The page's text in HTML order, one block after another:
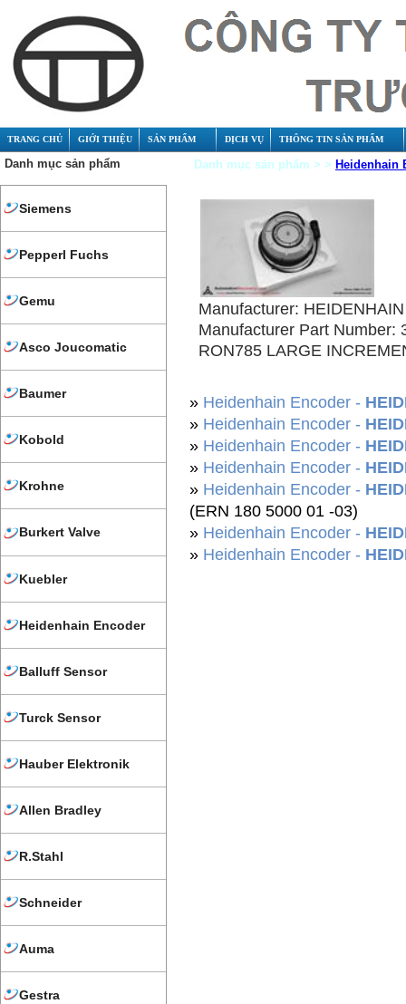
TRANG CHỦ GIỚI THIỆU SẢN PHẨM DỊCH VỤ THÔNG TIN SẢN PHẨM
Danh mục sản phẩm
Siemens
Pepperl Fuchs
Gemu
Asco Joucomatic
Baumer
Kobold
Krohne
Burkert Valve
Kuebler
Heidenhain Encoder
Balluff Sensor
Turck Sensor
Hauber Elektronik
Allen Bradley
R.Stahl
Schneider
Auma
Gestra
Danh mục sản phẩm > > Heidenhain
Manufacturer: HEIDENHAIN
Manufacturer Part Number:
RON785 LARGE
» Heidenhain Encoder -
» Heidenhain Encoder -
» Heidenhain Encoder -
» Heidenhain Encoder -
» Heidenhain Encoder -
(ERN 180 5000 01 -03)
» Heidenhain Encoder -
» Heidenhain Encoder -